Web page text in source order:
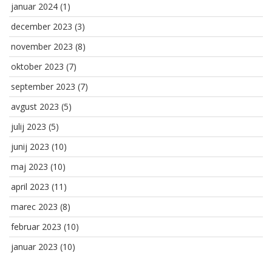
januar 2024 (1)
december 2023 (3)
november 2023 (8)
oktober 2023 (7)
september 2023 (7)
avgust 2023 (5)
julij 2023 (5)
junij 2023 (10)
maj 2023 (10)
april 2023 (11)
marec 2023 (8)
februar 2023 (10)
januar 2023 (10)